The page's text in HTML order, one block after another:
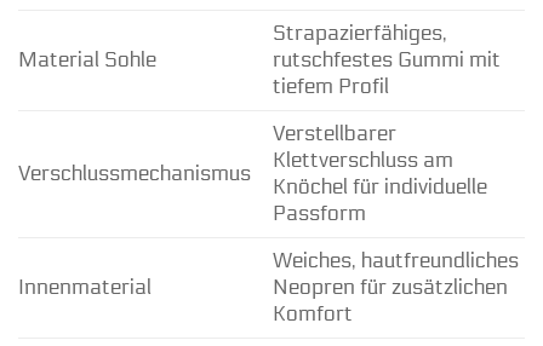
Material Sohle
Strapazierfähiges,
rutschfestes Gummi mit
tiefem Profil
Verschlussmechanismus
Verstellbarer
Klettverschluss am
Knöchel für individuelle
Passform
Innenmaterial
Weiches, hautfreundliches
Neopren für zusätzlichen
Komfort